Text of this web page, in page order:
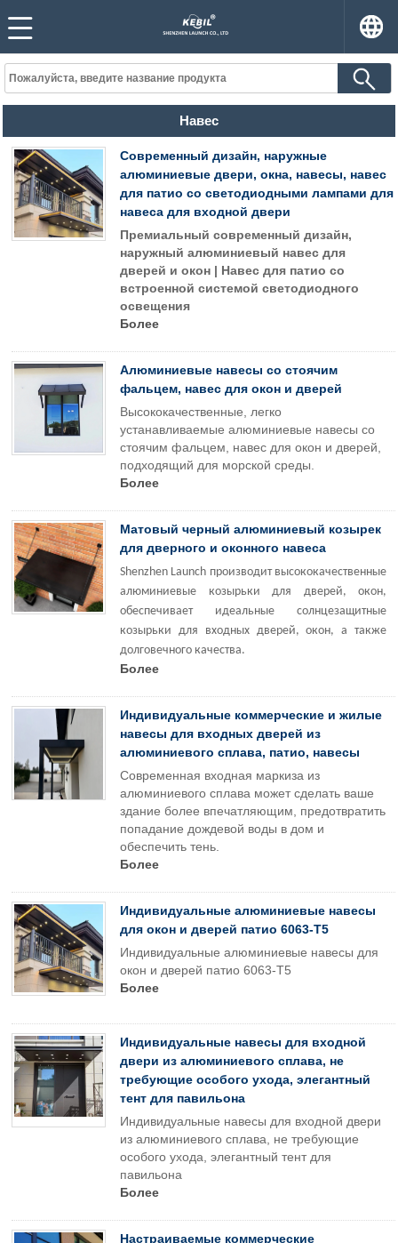
Навес
Современный дизайн, наружные
алюминиевые двери, окна, навесы, навес
для патио со светодиодными лампами для
навеса для входной двери
Премиальный современный дизайн,
наружный алюминиевый навес для
дверей и окон | Навес для патио со
встроенной системой светодиодного
освещения
Более
Алюминиевые навесы со стоячим
фальцем, навес для окон и дверей
Высококачественные, легко
устанавливаемые алюминиевые навесы со
стоячим фальцем, навес для окон и дверей,
подходящий для морской среды.
Более
Матовый черный алюминиевый козырек
для дверного и оконного навеса
Shenzhen Launch производит высококачественные
алюминиевые козырьки для дверей, окон,
обеспечивает идеальные солнцезащитные
козырьки для входных дверей, окон, а также
долговечного качества.
Более
Индивидуальные коммерческие и жилые
навесы для входных дверей из
алюминиевого сплава, патио, навесы
Современная входная маркиза из
алюминиевого сплава может сделать ваше
здание более впечатляющим, предотвратить
попадание дождевой воды в дом и
обеспечить тень.
Более
Индивидуальные алюминиевые навесы
для окон и дверей патио 6063-T5
Индивидуальные алюминиевые навесы для
окон и дверей патио 6063-T5
Более
Индивидуальные навесы для входной
двери из алюминиевого сплава, не
требующие особого ухода, элегантный
тент для павильона
Индивидуальные навесы для входной двери
из алюминиевого сплава, не требующие
особого ухода, элегантный тент для
павильона
Более
Настраиваемые коммерческие